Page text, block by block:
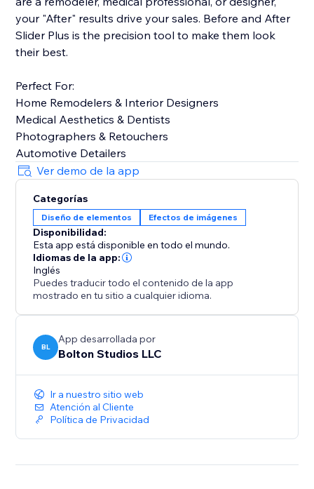
your "After" results drive your sales. Before and After
Slider Plus is the precision tool to make them look
their best.
Perfect For:
Home Remodelers & Interior Designers
Medical Aesthetics & Dentists
Photographers & Retouchers
Automotive Detailers
Ver demo de la app
Categorías
Diseño de elementos Efectos de imágenes
Disponibilidad:
Esta app está disponible en todo el mundo.
Idiomas de la app:
Inglés
Puedes traducir todo el contenido de la app
mostrado en tu sitio a cualquier idioma.
BL
App desarrollada por
Bolton Studios LLC
Ir a nuestro sitio web
Atención al Cliente
Política de Privacidad